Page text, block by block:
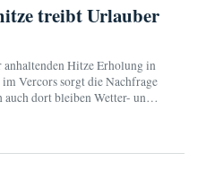
treibt Urlauber
anhaltenden Hitze Erholung in
Vercors sorgt die Nachfrage
auch dort bleiben Wetter- und